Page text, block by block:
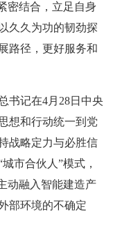
密结合，立足自身
久久为功的韧劲探
路径，更好服务和
记在4月28日中央
想和行动统一到党
战略定力与必胜信
市合伙人”模式，
动融入智能建造产
部环境的不确定